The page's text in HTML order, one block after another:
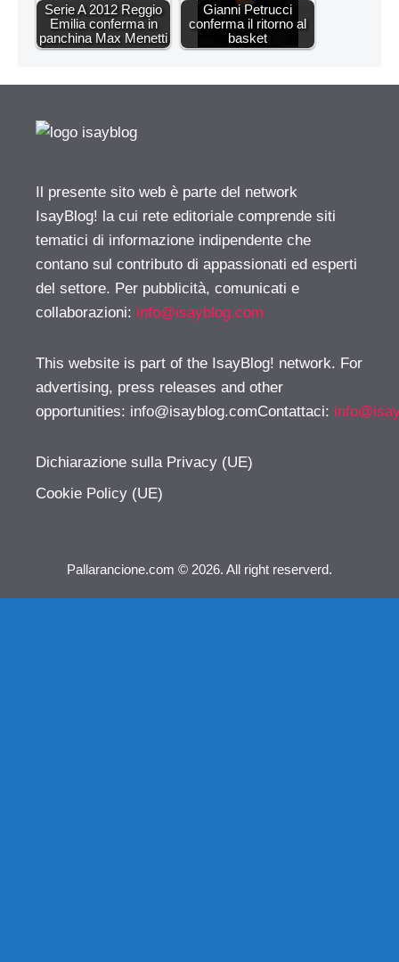
Serie A 2012 Reggio
Emilia conferma in
panchina Max Menetti
Gianni Petrucci
conferma il ritorno al
basket
Il presente sito web è parte del network
IsayBlog! la cui rete editoriale comprende siti
tematici di informazione indipendente che
contano sul contributo di appassionati ed esperti
del settore. Per pubblicità, comunicati e
collaborazioni: info@isayblog.com
This website is part of the IsayBlog! network. For
advertising, press releases and other
opportunities: info@isayblog.comContattaci:
Dichiarazione sulla Privacy (UE)
Cookie Policy (UE)
Pallarancione.com © 2026. All right reserverd.